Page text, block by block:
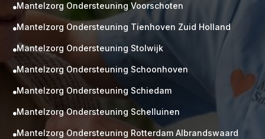
Mantelzorg Ondersteuning Voorschoten
Mantelzorg Ondersteuning Tienhoven Zuid Holland
Mantelzorg Ondersteuning Stolwijk
Mantelzorg Ondersteuning Schoonhoven
Mantelzorg Ondersteuning Schiedam
Mantelzorg Ondersteuning Schelluinen
Mantelzorg Ondersteuning Rotterdam Albrandswaard